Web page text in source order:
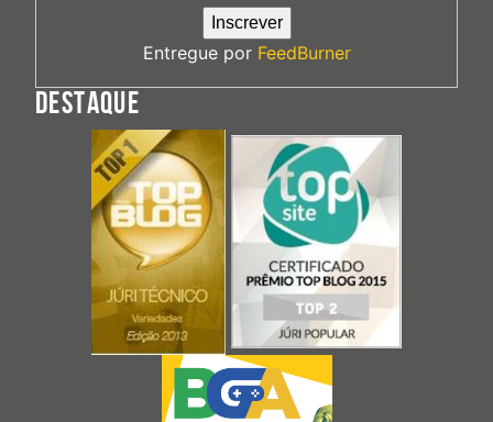
Entregue por FeedBurner
DESTAQUE